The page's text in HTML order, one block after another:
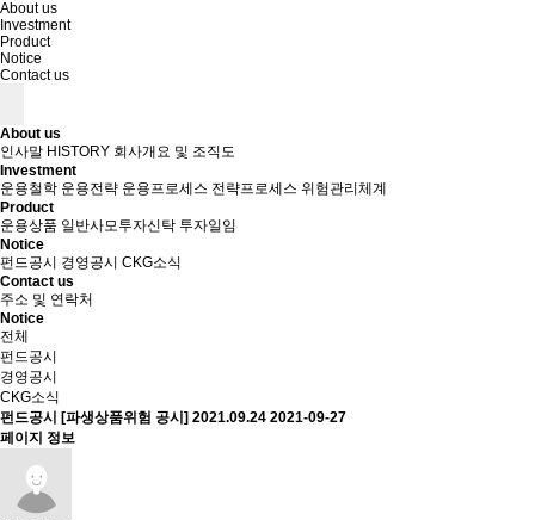
About us
Investment
Product
Notice
Contact us
About us
인사말 HISTORY 회사개요 및 조직도
Investment
운용철학 운용전략 운용프로세스 전략프로세스 위험관리체계
Product
운용상품 일반사모투자신탁 투자일임
Notice
펀드공시
경영공시 CKG소식
Contact us
주소 및 연락처
Notice
전체
펀드공시
경영공시
CKG소식
펀드공시
[파생상품위험 공시] 2021.09.24 2021-09-27
페이지 정보